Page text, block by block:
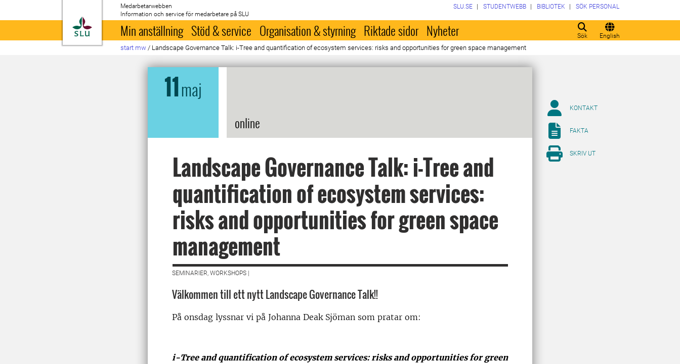
Till startsida
Medarbetarwebben
Information och service för medarbetare på SLU
Sök English
SLU.SE STUDENTWEBB BIBLIOTEK SÖK PERSONAL
Min anställning Stöd & service Organisation & styrning Riktade sidor Nyheter
start mw / Landscape Governance Talk: i-Tree and quantification of ecosystem services: risks and opportunities for green space management
11maj
online
Landscape Governance Talk: i-Tree and
quantification of ecosystem services:
risks and opportunities for green space
management
SEMINARIER, WORKSHOPS |
Välkommen till ett nytt Landscape Governance Talk!!
På onsdag lyssnar vi på Johanna Deak Sjöman som pratar om:
i-Tree and quantification of ecosystem services: risks and opportunities for green
KONTAKT
FAKTA
SKRIV UT